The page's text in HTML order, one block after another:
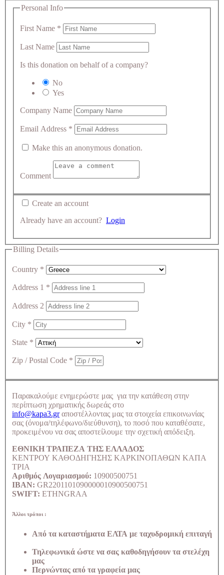
Personal Info
First Name *
Last Name
Is this donation on behalf of a company?
No
Yes
Company Name
Email Address *
Make this an anonymous donation.
Comment
Create an account
Already have an account? Login
Billing Details
Country *
Address 1 *
Address 2
City *
State *
Zip / Postal Code *
Παρακαλούμε ενημερώστε μας για την κατάθεση στην
περίπτωση χρηματικής δωρεάς στο
info@kapa3.grαποστέλλοντας μας τα στοιχεία επικοινωνίας
σας (όνομα/τηλέφωνο/διεύθυνση), το ποσό που καταθέσατε,
προκειμένου να σας αποστείλουμε την σχετική απόδειξη.
ΕΘΝΙΚΗ ΤΡΑΠΕΖΑ ΤΗΣ ΕΛΛΑΔΟΣ
ΚΕΝΤΡΟΥ ΚΑΘΟΔΗΓΗΣΗΣ ΚΑΡΚΙΝΟΠΑΘΩΝ ΚΑΠΑ
ΤΡΙΑ
Αριθμός Λογαριασμού: 10900500751
IBAN: GR2201101090000010900500751
SWIFT: ETHNGRAA
Άλλοι τρόποι :
Από τα καταστήματα ΕΛΤΑ με ταχυδρομική επιταγή
Τηλεφωνικά ώστε να σας καθοδηγήσουν τα στελέχη
μας
Περνώντας από τα γραφεία μας